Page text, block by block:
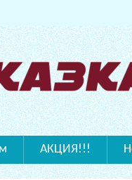
АКЦИЯ!!!